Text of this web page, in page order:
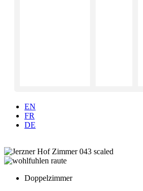
EN
FR
DE
Doppelzimmer